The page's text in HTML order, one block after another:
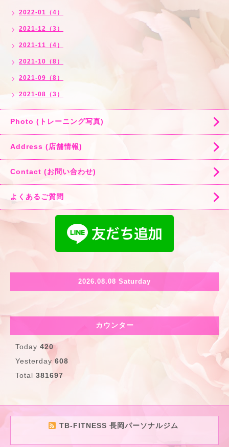
2022-01（4）
2021-12（3）
2021-11（4）
2021-10（8）
2021-09（8）
2021-08（3）
Photo (トレーニング写真)
Address (店舗情報)
Contact (お問い合わせ)
よくあるご質問
2026.08.08 Saturday
カウンター
Today 420
Yesterday 608
Total 381697
TB-FITNESS 長岡パーソナルジム